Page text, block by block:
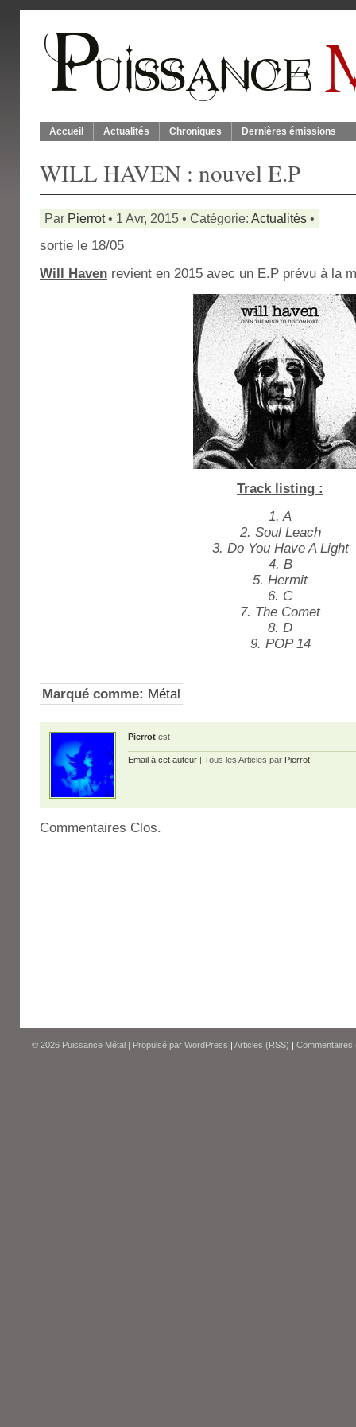
Accueil Actualités Chroniques Dernières émissions
WILL HAVEN : nouvel E.P
Par Pierrot• 1 Avr, 2015 • Catégorie: Actualités •
sortie le 18/05
Will Haven revient en 2015 avec un E.P prévu à la
Track listing :
1. A
2. Soul Leach
3. Do You Have A Light
4. B
5. Hermit
6. C
7. The Comet
8. D
9. POP 14
Marqué comme: Métal
Pierrot est
Email à cet auteur | Tous les Articles par Pierrot
Commentaires Clos.
© 2026 Puissance Métal | Propulsé par WordPress | Articles (RSS) | Commentaires